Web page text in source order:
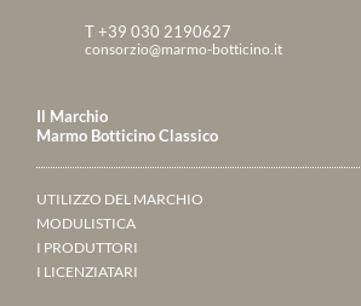
T +39 030 2190627
consorzio@marmo-botticino.it
Il Marchio
Marmo Botticino Classico
UTILIZZO DEL MARCHIO
MODULISTICA
I PRODUTTORI
I LICENZIATARI